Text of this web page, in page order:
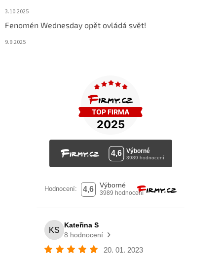
3.10.2025
Fenomén Wednesday opět ovládá svět!
9.9.2025